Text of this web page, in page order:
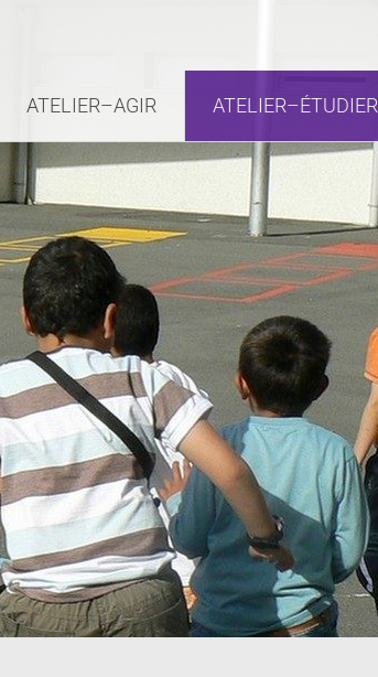
ATELIER–AGIR ATELIER–ÉTUDIER